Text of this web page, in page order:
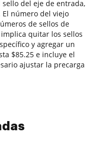
del eje de entrada,
número del viejo
de sellos de
implica quitar los sellos
y agregar un
$85.25 e incluye el
ajustar la precarga